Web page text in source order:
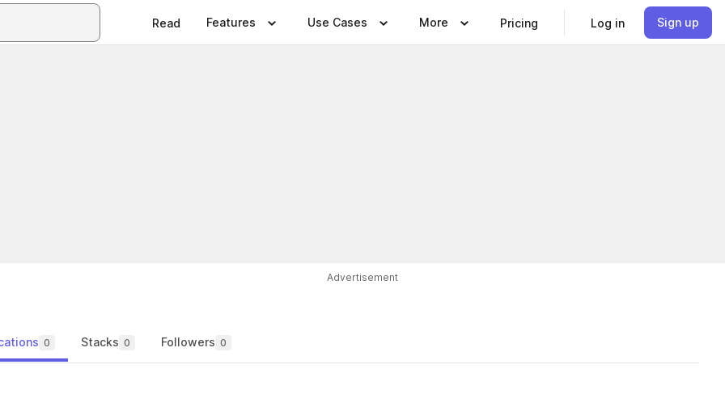
Read Features Use Cases More Pricing Log in Sign up
Advertisement
0 Stacks 0 Followers 0